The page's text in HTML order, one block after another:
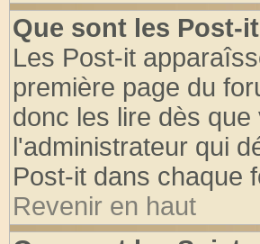
Que sont les Post-
Les Post-it
première page du
donc les lire dès
l'administrateur qui
Post-it dans chaque
Revenir en haut